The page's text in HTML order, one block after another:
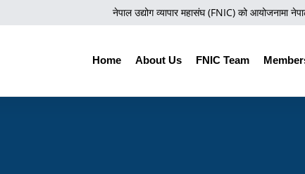
नेपाल उद्योग व्यापार महासंघ (FNIC) को आयोजनामा
Home About Us FNIC Team